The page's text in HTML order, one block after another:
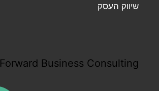
שיווק העסק
Forward Business Consulting